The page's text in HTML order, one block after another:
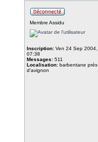
Membre Assidu
Inscription: Ven 24 Sep 2004,
07:38
Messages: 511
Localisation: barbentane prés
d'avignon